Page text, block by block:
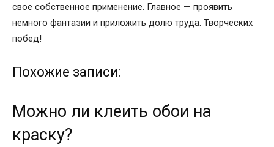
свое собственное применение. Главное — проявить
немного фантазии и приложить долю труда. Творческих
побед!
Похожие записи:
Можно ли клеить обои на
краску?